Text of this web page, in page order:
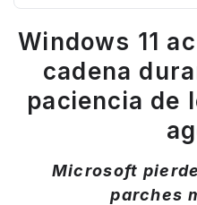
Windows 11
cadena
paciencia de
Microsoft
parches